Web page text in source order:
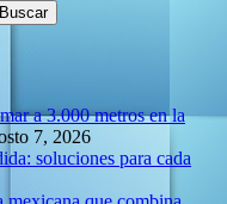
a 3.000 metros en la
7, 2026
soluciones para cada